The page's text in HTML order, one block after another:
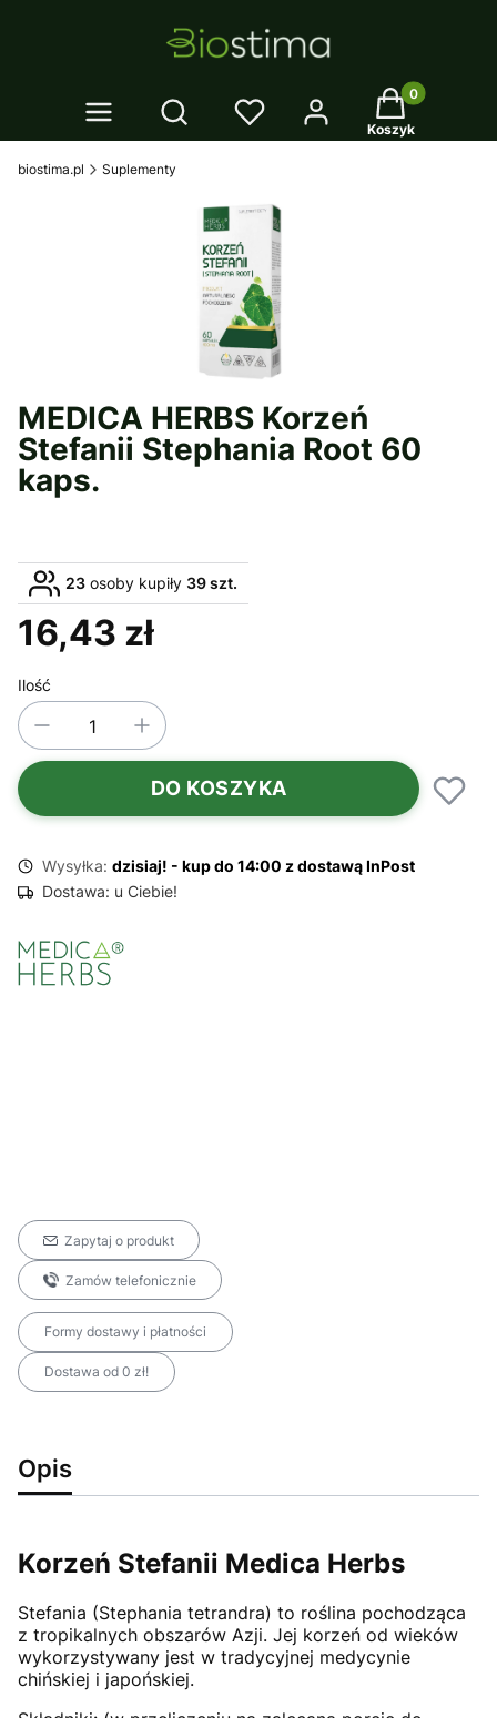
Otwórz wyszukiwarkę Twój koszyk:
Koszyk
biostima.pl Suplementy
MEDICA HERBS Korzeń
Stefanii Stephania Root 60
kaps.
23 osoby kupiły 39 szt.
Cena
16,43 zł
Ilość
DO KOSZYKA
Wysyłka: dzisiaj! - kup do 14:00 z dostawą InPost
Dostawa: u Ciebie!
Zapytaj o produkt
Zamów telefonicznie
Formy dostawy i płatności
Dostawa od 0 zł!
Opis
Korzeń Stefanii Medica Herbs
Stefania (Stephania tetrandra) to roślina pochodząca
z tropikalnych obszarów Azji. Jej korzeń od wieków
wykorzystywany jest w tradycyjnej medycynie
chińskiej i japońskiej.